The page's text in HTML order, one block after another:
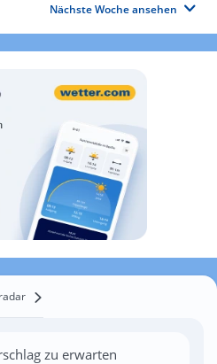
Nächste Woche ansehen
zu erwarten